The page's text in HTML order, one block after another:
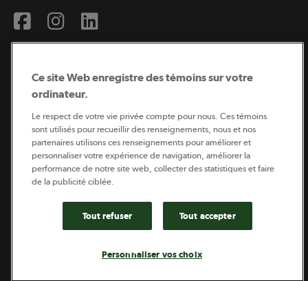
Coopérateur est publié par Sollio Groupe Coopératif.
Il est l’outil d’information de la coopération agricole
québécoise.
Ce site Web enregistre des témoins sur votre
ordinateur.
Le respect de votre vie privée compte pour nous. Ces témoins
sont utilisés pour recueillir des renseignements, nous et nos
partenaires utilisons ces renseignements pour améliorer et
personnaliser votre expérience de navigation, améliorer la
performance de notre site web, collecter des statistiques et faire
de la publicité ciblée.
Tout refuser Tout accepter
Personnaliser vos choix